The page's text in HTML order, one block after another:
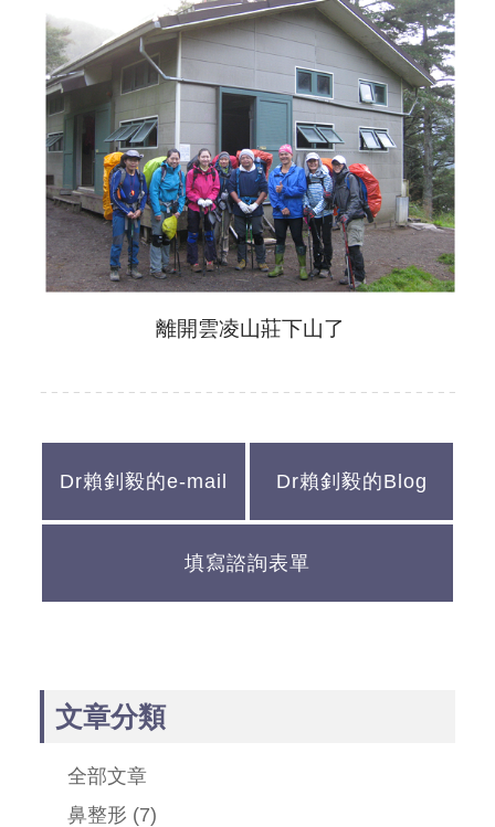
離開雲凌山莊下山了
Dr賴釗毅的e-mail Dr賴釗毅的Blog
填寫諮詢表單
文章分類
全部文章
鼻整形 (7)